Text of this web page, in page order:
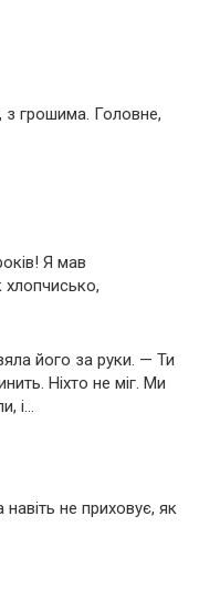
грошима. Головне,
Я мав
хлопчисько,
його за руки. — Ти
Ніхто не міг. Ми
і…
не приховує, як